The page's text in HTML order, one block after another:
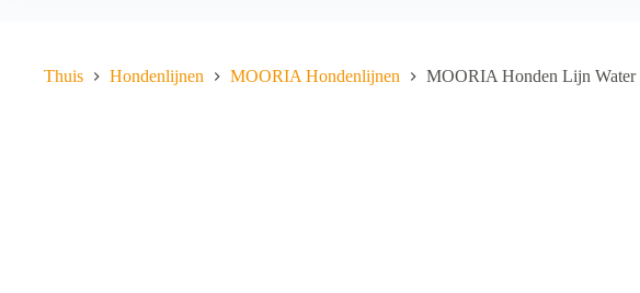
Thuis Hondenlijnen MOORIA Hondenlijnen MOORIA Honden Lijn Water